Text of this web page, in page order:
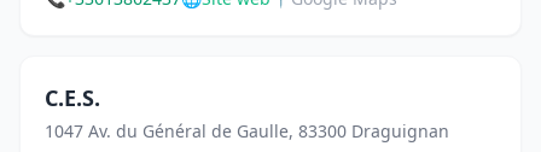
C.E.S.
1047 Av. du Général de Gaulle, 83300 Draguignan